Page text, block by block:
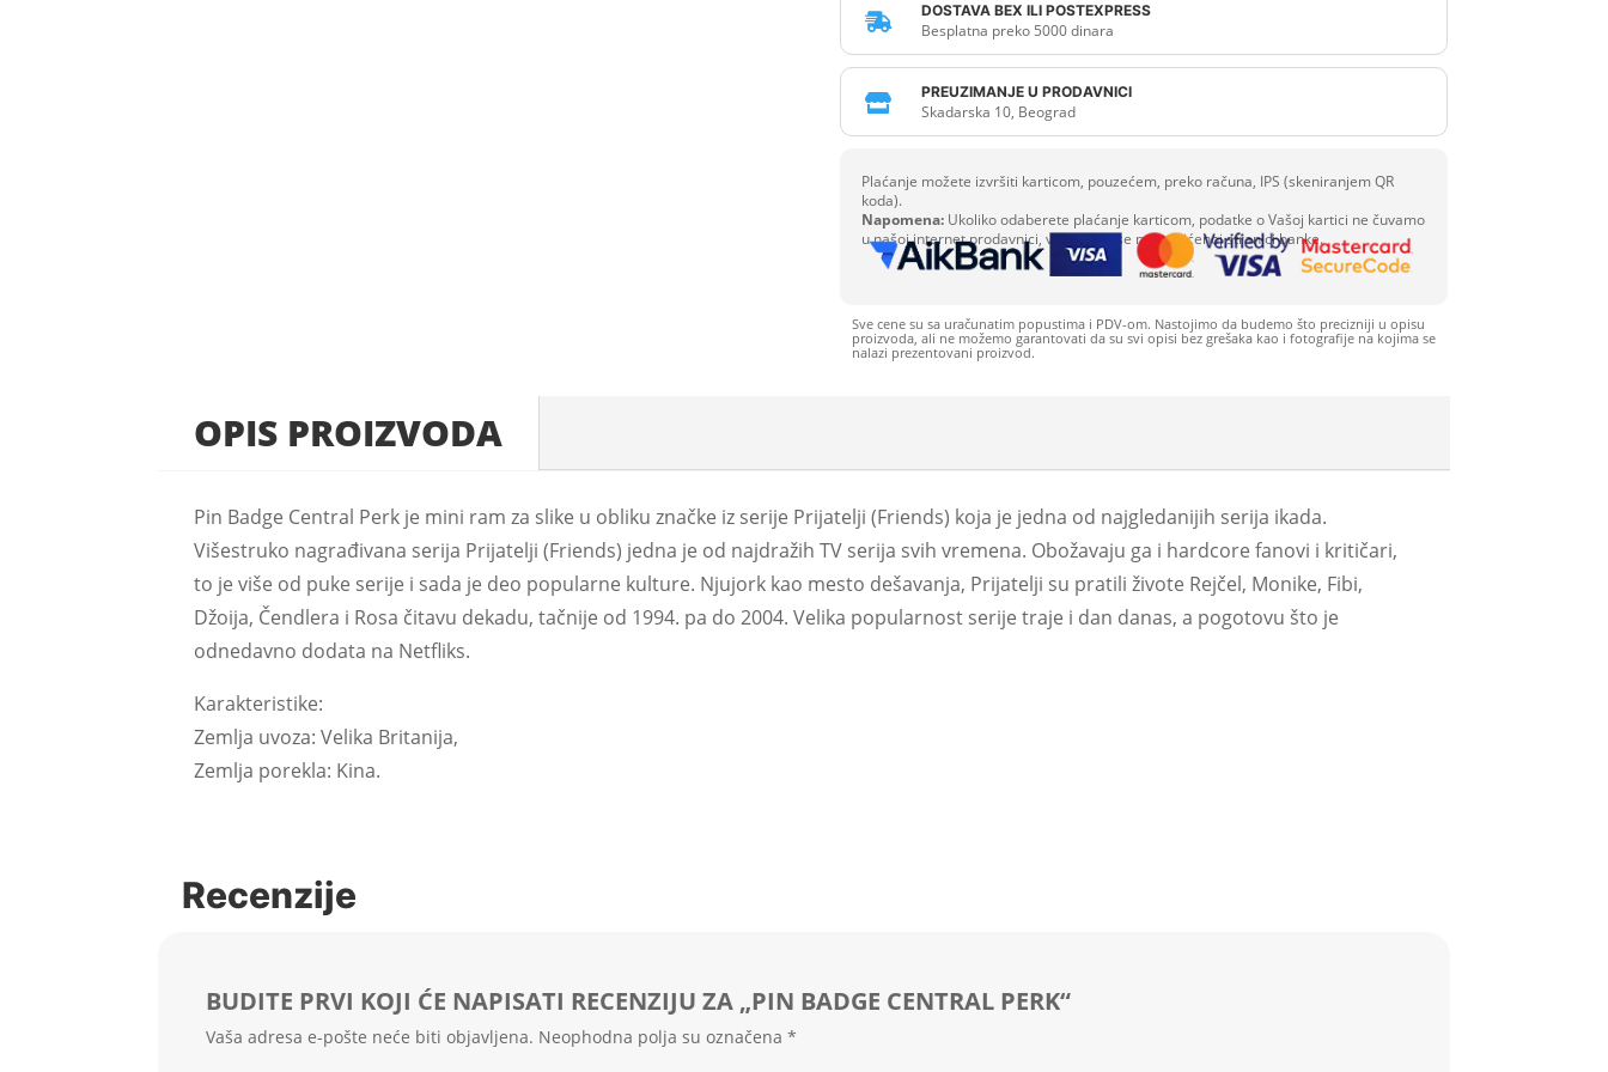

DOSTAVA BEX ILI POSTEXPRESS
Besplatna preko 5000 dinara

PREUZIMANJE U PRODAVNICI
Skadarska 10, Beograd
Plaćanje možete izvršiti karticom, pouzećem, preko računa, IPS (skeniranjem QR
koda).
Napomena:Ukoliko odaberete plaćanje karticom, podatke o Vašoj kartici ne čuvamo
u našoj internet prodavnici, već se unose na zaštićenoj stranici banke.
Sve cene su sa uračunatim popustima i PDV-om. Nastojimo da budemo što precizniji u opisu
proizvoda, ali ne možemo garantovati da su svi opisi bez grešaka kao i fotografije na kojima se
nalazi prezentovani proizvod.
OPIS PROIZVODA
Pin Badge Central Perk je mini ram za slike u obliku značke iz serije Prijatelji (Friends) koja je jedna od najgledanijih serija ikada.
Višestruko nagrađivana serija Prijatelji (Friends) jedna je od najdražih TV serija svih vremena. Obožavaju ga i hardcore fanovi i kritičari,
to je više od puke serije i sada je deo popularne kulture. Njujork kao mesto dešavanja, Prijatelji su pratili živote Rejčel, Monike, Fibi,
Džoija, Čendlera i Rosa čitavu dekadu, tačnije od 1994. pa do 2004. Velika popularnost serije traje i dan danas, a pogotovu što je
odnedavno dodata na Netfliks.
Karakteristike:
Zemlja uvoza: Velika Britanija,
Zemlja porekla: Kina.
Recenzije
BUDITE PRVI KOJI ĆE NAPISATI RECENZIJU ZA „PIN BADGE CENTRAL PERK“
Vaša adresa e-pošte neće biti objavljena. Neophodna polja su označena *